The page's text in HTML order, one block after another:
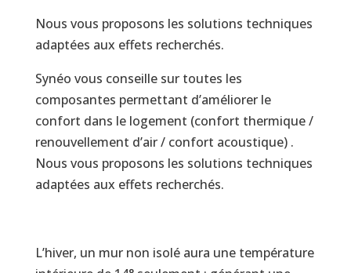
Nous vous proposons les solutions techniques
adaptées aux effets recherchés.
Synéo vous conseille sur toutes les
composantes permettant d’améliorer le
confort dans le logement (confort thermique /
renouvellement d’air / confort acoustique) .
Nous vous proposons les solutions techniques
adaptées aux effets recherchés.
L’hiver, un mur non isolé aura une température